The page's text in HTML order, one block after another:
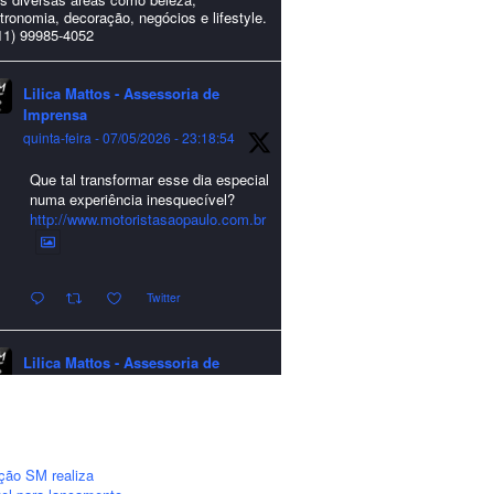
decoração, negócios e lifestyle.
99985-4052
Lilica Mattos - Assessoria de
Imprensa
quinta-feira - 07/05/2026 - 23:18:54
Que tal transformar esse dia especial
numa experiência inesquecível?
http://www.motoristasaopaulo.com.br
Twitter
Lilica Mattos - Assessoria de
excelente Natal e um 2026 repleto de
conquistas e realizações para todos
SM realiza